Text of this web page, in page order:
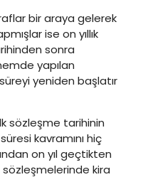
bir araya gelerek
ise on yıllık
sonra
yapılan
yeniden başlatır
sözleşme tarihinin
kavramını hiç
on yıl geçtikten
sözleşmelerinde kira